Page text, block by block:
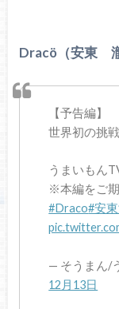
Dracö（安東
【予告編】
世界初の挑
うまいもん
※本編をご
#Draco#安
— そうまん/
12月13日